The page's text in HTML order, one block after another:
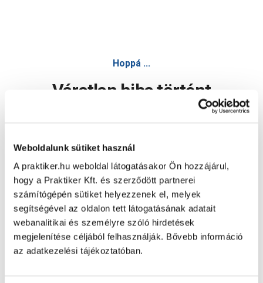
Weboldalunk sütiket használ
A praktiker.hu weboldal látogatásakor Ön hozzájárul,
hogy a Praktiker Kft. és szerződött partnerei
számítógépén sütiket helyezzenek el, melyek
segítségével az oldalon tett látogatásának adatait
webanalitikai és személyre szóló hirdetések
megjelenítése céljából felhasználják. Bővebb információ
az adatkezelési tájékoztatóban.
Hoppá ...
Váratlan hiba történt
Oldal újratöltése